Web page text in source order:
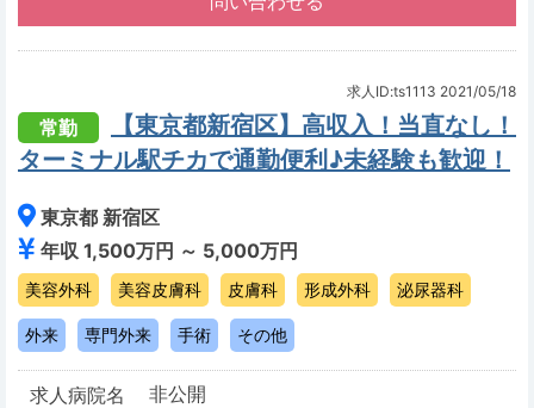
求人ID:ts1113 2021/05/18
常勤
【東京都新宿区】高収入！当直なし！
ターミナル駅チカで通勤便利♪未経験も歓迎！
東京都 新宿区
年収 1,500万円 ～ 5,000万円
美容外科 美容皮膚科 皮膚科 形成外科 泌尿器科
外来 専門外来 手術 その他
求人病院名
非公開